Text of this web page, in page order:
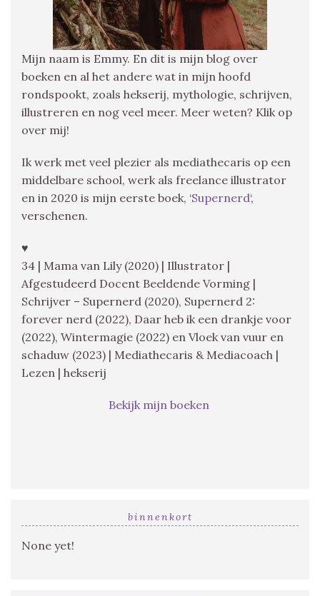
Mijn naam is Emmy. En dit is mijn blog over
boeken en al het andere wat in mijn hoofd
rondspookt, zoals hekserij, mythologie, schrijven,
illustreren en nog veel meer. Meer weten? Klik op
over mij!
Ik werk met veel plezier als mediathecaris op een
middelbare school, werk als freelance illustrator
en in 2020 is mijn eerste boek, ‘Supernerd‘,
verschenen.
♥
34 | Mama van Lily (2020) | Illustrator |
Afgestudeerd Docent Beeldende Vorming |
Schrijver – Supernerd (2020), Supernerd 2:
forever nerd (2022), Daar heb ik een drankje voor
(2022), Wintermagie (2022) en Vloek van vuur en
schaduw (2023) | Mediathecaris & Mediacoach |
Lezen | hekserij
Bekijk mijn boeken
binnenkort
None yet!